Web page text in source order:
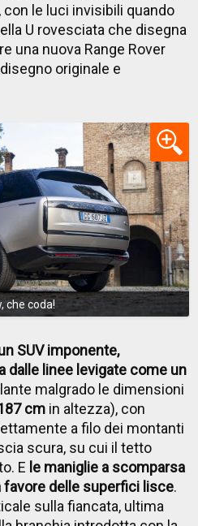
le luci invisibili quando
U rovesciata che disegna
una nuova Range Rover
originale e
che coda!
SUV imponente,
dalle linee levigate come un
malgrado le dimensioni
cm in altezza), con
a filo dei montanti
scura, su cui il tetto
E le maniglie a scomparsa
favore delle superfici lisce.
sulla fiancata, ultima